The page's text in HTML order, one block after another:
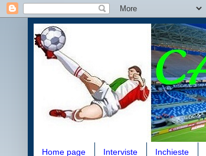
Home page Interviste Inchieste